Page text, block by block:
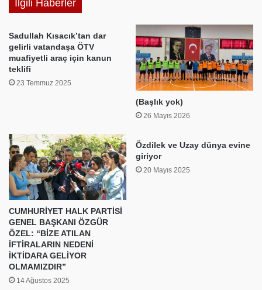
darbedir’
İlgili Haberler
Sadullah Kısacık’tan dar
gelirli vatandaşa ÖTV
muafiyetli araç için kanun
teklifi
23 Temmuz 2025
(Başlık yok)
26 Mayıs 2026
CUMHURİYET HALK PARTİSİ
GENEL BAŞKANI ÖZGÜR
ÖZEL: “BİZE ATILAN
İFTİRALARIN NEDENİ
İKTİDARA GELİYOR
OLMAMIZDIR”
14 Ağustos 2025
Özdilek ve Uzay dünya evine
giriyor
20 Mayıs 2025